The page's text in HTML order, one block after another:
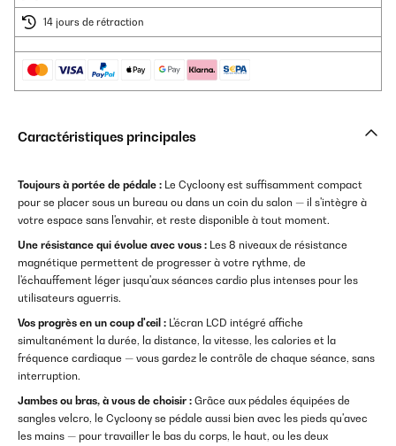
14 jours de rétraction
Caractéristiques principales
Toujours à portée de pédale : Le Cycloony est suffisamment compact
pour se placer sous un bureau ou dans un coin du salon — il s'intègre à
votre espace sans l'envahir, et reste disponible à tout moment.
Une résistance qui évolue avec vous : Les 8 niveaux de résistance
magnétique permettent de progresser à votre rythme, de
l'échauffement léger jusqu'aux séances cardio plus intenses pour les
utilisateurs aguerris.
Vos progrès en un coup d'œil : L'écran LCD intégré affiche
simultanément la durée, la distance, la vitesse, les calories et la
fréquence cardiaque — vous gardez le contrôle de chaque séance, sans
interruption.
Jambes ou bras, à vous de choisir : Grâce aux pédales équipées de
sangles velcro, le Cycloony se pédale aussi bien avec les pieds qu'avec
les mains — pour travailler le bas du corps, le haut, ou les deux